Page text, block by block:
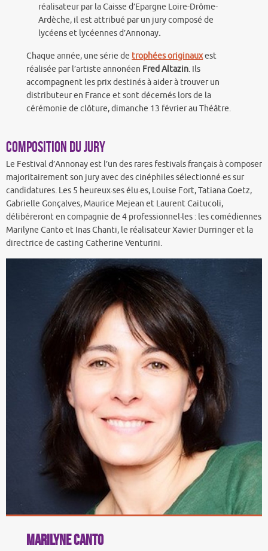
réalisateur par la Caisse d’Epargne Loire-Drôme-
Ardèche, il est attribué par un jury composé de
lycéens et lycéennes d’Annonay.
Chaque année, une série de trophées originauxest
réalisée par l’artiste annonéen Fred Altazin. Ils
accompagnent les prix destinés à aider à trouver un
distributeur en France et sont décernés lors de la
cérémonie de clôture, dimanche 13 février au Théâtre.
Composition du Jury
Le Festival d’Annonay est l’un des rares festivals français à composer
majoritairement son jury avec des cinéphiles sélectionné·es sur
candidatures. Les 5 heureux·ses élu·es, Louise Fort, Tatiana Goetz,
Gabrielle Gonçalves, Maurice Mejean et Laurent Caitucoli,
délibéreront en compagnie de 4 professionnel·les : les comédiennes
Marilyne Canto et Inas Chanti, le réalisateur Xavier Durringer et la
directrice de casting Catherine Venturini.
Marilyne Canto